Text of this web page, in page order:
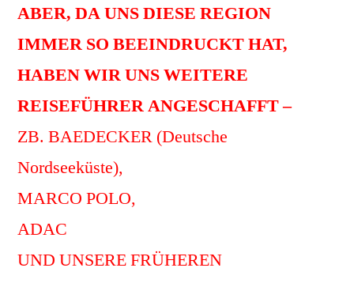
ABER, DA UNS DIESE REGION
IMMER SO BEEINDRUCKT HAT,
HABEN WIR UNS WEITERE
REISEFÜHRER ANGESCHAFFT –
ZB. BAEDECKER (Deutsche
Nordseeküste),
MARCO POLO,
ADAC
UND UNSERE FRÜHEREN